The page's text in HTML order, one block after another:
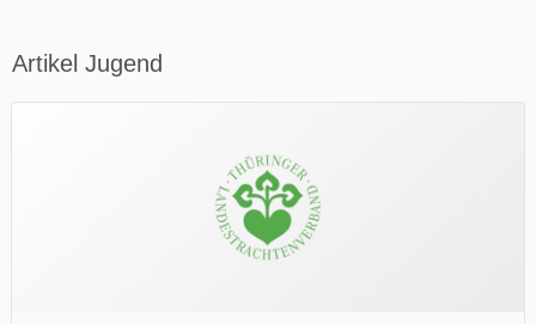
Artikel Jugend